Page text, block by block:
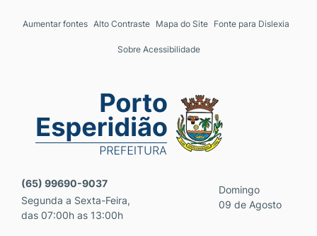
Seção de atalhos e links
Ir para a busca [alt+3]
Aumentar fontes Alto Contraste Mapa do Site Fonte para Dislexia
Sobre Acessibilidade
Seção do menu principal
(65) 99690-9037
Segunda a Sexta-Feira,
das 07:00h as 13:00h
Domingo
09 de Agosto